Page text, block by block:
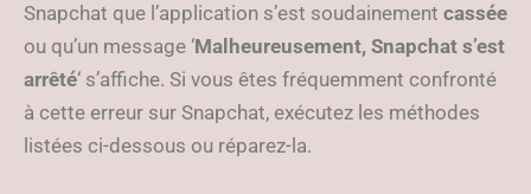
Snapchat que l’application s’est soudainement cassée
ou qu’un message ‘Malheureusement, Snapchat s’est
arrêté‘ s’affiche. Si vous êtes fréquemment confronté
à cette erreur sur Snapchat, exécutez les méthodes
listées ci-dessous ou réparez-la.